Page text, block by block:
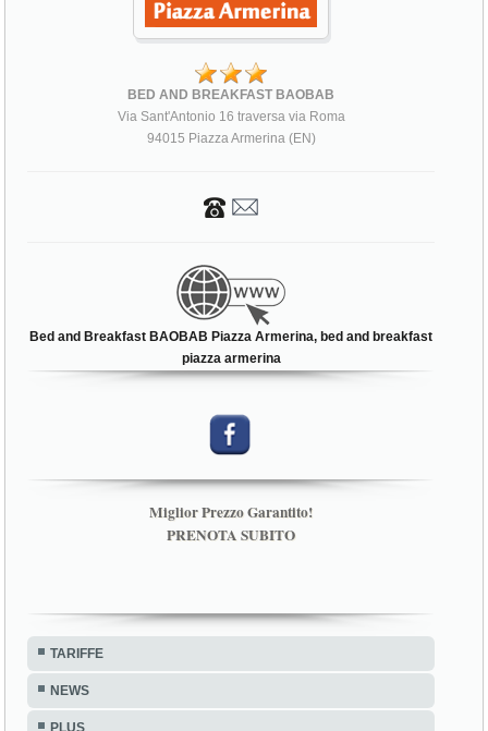
BED AND BREAKFAST BAOBAB
Via Sant'Antonio 16 traversa via Roma
94015 Piazza Armerina (EN)
Bed and Breakfast BAOBAB Piazza Armerina, bed and breakfast
piazza armerina
Miglior Prezzo Garantito!
PRENOTA SUBITO
TARIFFE
NEWS
PLUS